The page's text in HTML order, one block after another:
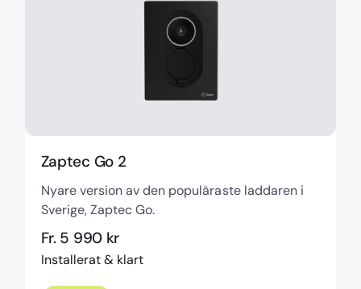
Zaptec Go 2
Nyare version av den populäraste laddaren i
Sverige, Zaptec Go.
Fr. 5 990 kr
Installerat & klart